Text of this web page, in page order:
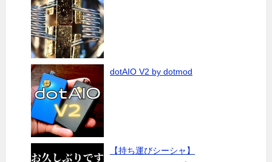
dotAIO V2 by dotmod
【持ち運びシーシャ】